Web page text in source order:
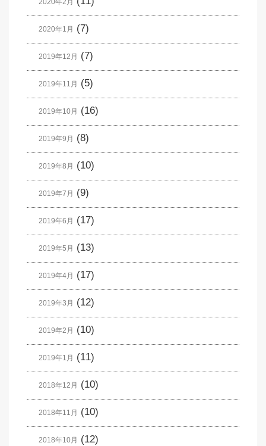
2020年1月 (7)
2019年12月 (7)
2019年11月 (5)
2019年10月 (16)
2019年9月 (8)
2019年8月 (10)
2019年7月 (9)
2019年6月 (17)
2019年5月 (13)
2019年4月 (17)
2019年3月 (12)
2019年2月 (10)
2019年1月 (11)
2018年12月 (10)
2018年11月 (10)
2018年10月 (12)